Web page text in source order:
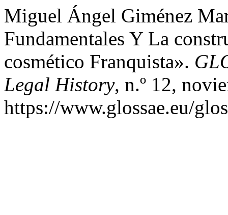
Miguel Ángel Giménez
Fundamentales Y La
cosmético Franquista».
Legal History, n.º 12,
https://www.glossae.eu/